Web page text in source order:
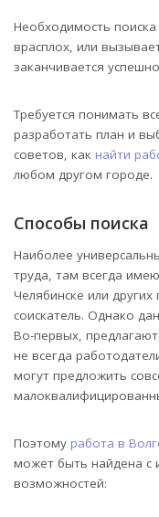
Необходимость
врасплох, или
заканчивается
Требуется понимать
разработать план и
советов, как найти
любом другом городе.
Способы поиска
Наиболее
труда, там всегда
Челябинске или
соискатель. Однако
Во-первых,
не всегда
могут предложить
Поэтому работа в
может быть найдена с
возможностей: